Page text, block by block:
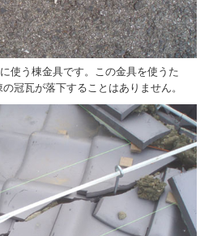
使う棟金具です。この金具を使うた
冠瓦が落下することはありません。